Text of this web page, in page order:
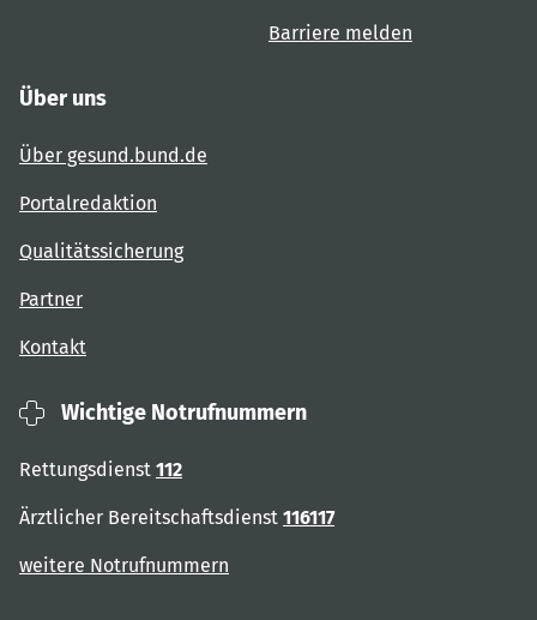
Barriere melden
Über uns
Über gesund.bund.de
Portalredaktion
Qualitätssicherung
Partner
Kontakt
Wichtige Notrufnummern
Rettungsdienst 112
Ärztlicher Bereitschaftsdienst 116117
weitere Notrufnummern